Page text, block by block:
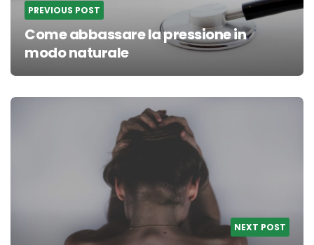
PREVIOUS POST
Come abbassare la pressione in
modo naturale
NEXT POST